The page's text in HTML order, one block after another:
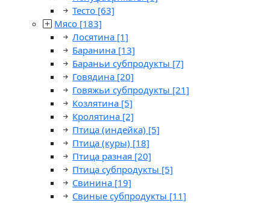
Тесто [63]
Мясо [183]
Лосятина [1]
Баранина [13]
Бараньи субпродукты [7]
Говядина [20]
Говяжьи субпродукты [21]
Козлятина [5]
Кролятина [2]
Птица (индейка) [5]
Птица (куры) [18]
Птица разная [20]
Птица субпродукты [5]
Свинина [19]
Свиные субпродукты [11]